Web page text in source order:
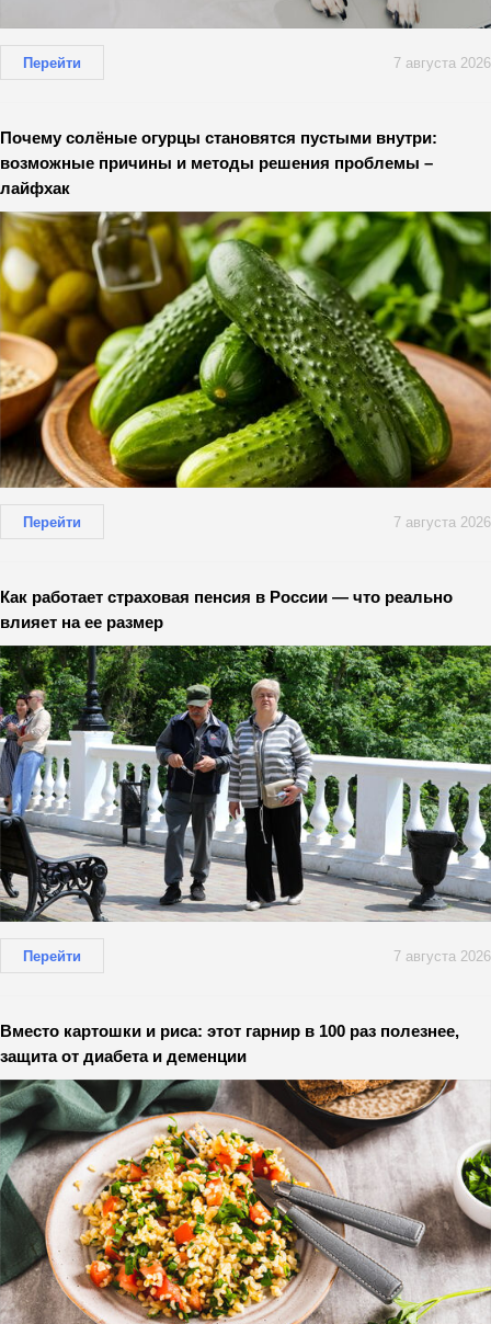
Перейти 7 августа 2026
Почему солёные огурцы становятся пустыми внутри:
возможные причины и методы решения проблемы –
лайфхак
Перейти 7 августа 2026
Как работает страховая пенсия в России — что реально
влияет на ее размер
Перейти 7 августа 2026
Вместо картошки и риса: этот гарнир в 100 раз полезнее,
защита от диабета и деменции